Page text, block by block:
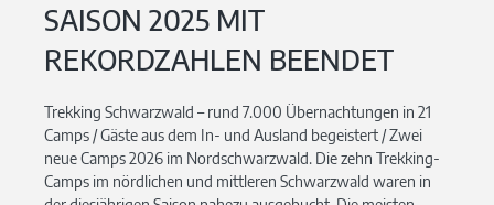
SAISON 2025 MIT
REKORDZAHLEN BEENDET
Trekking Schwarzwald – rund 7.000 Übernachtungen in 21
Camps / Gäste aus dem In- und Ausland begeistert / Zwei
neue Camps 2026 im Nordschwarzwald. Die zehn Trekking-
Camps im nördlichen und mittleren Schwarzwald waren in